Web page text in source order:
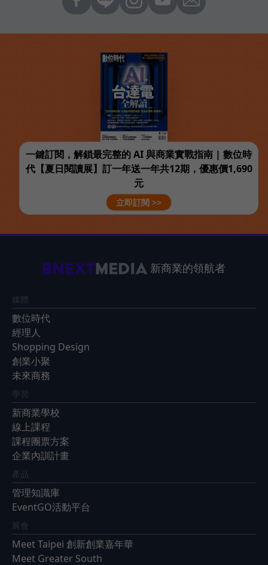
一鍵訂閱，解鎖最完整的 AI 與商業實戰指南 | 數位時
代【夏日閱讀展】訂一年送一年共12期，優惠價1,690
元
立即訂閱 >>
新商業的領航者
媒體
數位時代
經理人
Shopping Design
創業小聚
未來商務
學習
新商業學校
線上課程
課程團票方案
企業內訓計畫
產品
管理知識庫
EventGO活動平台
展會
Meet Taipei 創新創業嘉年華
Meet Greater South